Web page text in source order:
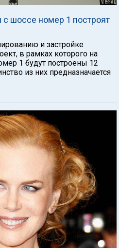
шоссе номер 1 построят
и застройке
в рамках которого на
1 будут построены 12
из них предназначается